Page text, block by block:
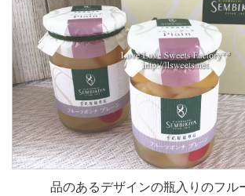
品のあるデザインの瓶入りのフル